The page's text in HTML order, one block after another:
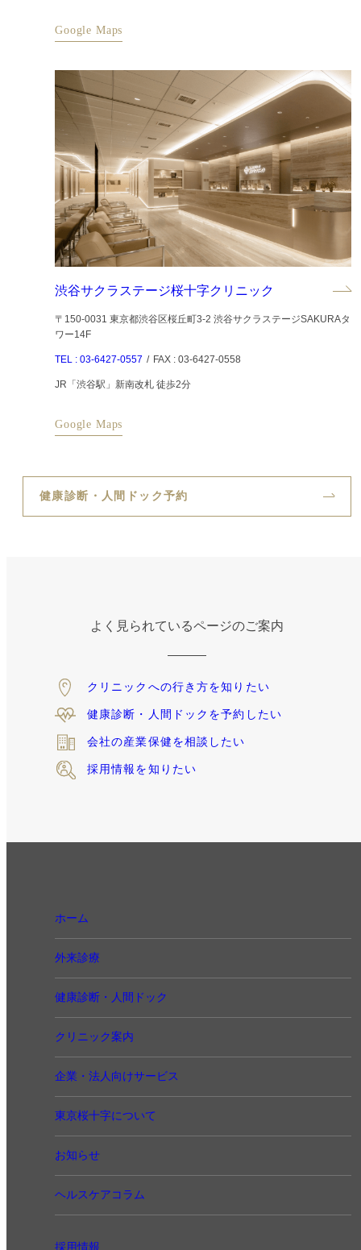
Google Maps
渋谷サクラステージ桜十字クリニック
〒150-0031 東京都渋谷区桜丘町3-2 渋谷サクラステージSAKURAタ
ワー14F
TEL : 03-6427-0557 / FAX : 03-6427-0558
JR「渋谷駅」新南改札 徒歩2分
Google Maps
健康診断・人間ドック予約
よく見られているページのご案内
クリニックへの行き方を知りたい
健康診断・人間ドックを予約したい
会社の産業保健を相談したい
採用情報を知りたい
ホーム
外来診療
健康診断・人間ドック
クリニック案内
企業・法人向けサービス
東京桜十字について
お知らせ
ヘルスケアコラム
採用情報